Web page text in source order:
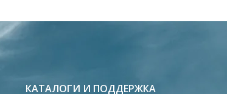
КАТАЛОГИ И ПОДДЕРЖКА